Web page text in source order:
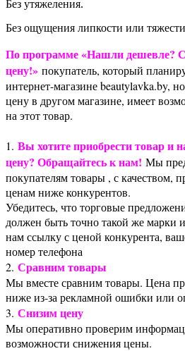
Без утяжеления.
Без ощущения липкости или
По программе «Нашли дешевле?
цену!» покупатель, который
интернет-магазине beautylavka.by,
цену в другом магазине, имеет
на этот товар.
1. Вы хотите приобрести товар и
цену? Обращайтесь к нам! Мы
покупателям товары , с качеством,
ценам ниже конкурентов.
Убедитесь, что торговые
должен быть точно такой же марки
нам ссылку с ценой конкурента,
номер телефона
2. Сравним товары
Мы вместе сравним товары. Цена
ниже из-за рекламной ошибки или
3. Снизим цену
Мы оперативно проверим
возможности снижения цены.